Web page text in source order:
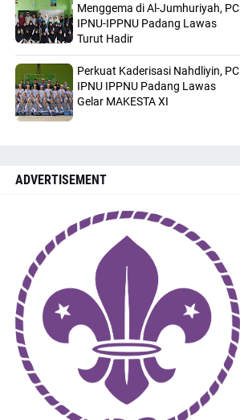
Menggema di Al-Jumhuriyah, PC
IPNU-IPPNU Padang Lawas
Turut Hadir
Perkuat Kaderisasi Nahdliyin, PC
IPNU IPPNU Padang Lawas
Gelar MAKESTA XI
ADVERTISEMENT